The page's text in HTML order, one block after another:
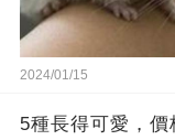
2024/01/15
5種長得可愛，